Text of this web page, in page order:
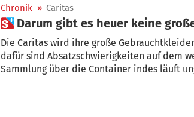
Chronik » Caritas
 Darum gibt es heuer keine
Die Caritas wird ihre große
dafür sind Absatzschwierigkeiten auf dem
Sammlung über die Container indes läuft